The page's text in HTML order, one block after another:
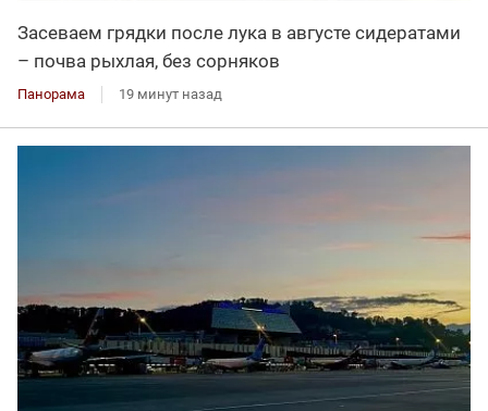
Засеваем грядки после лука в августе сидератами
– почва рыхлая, без сорняков
Панорама 19 минут назад